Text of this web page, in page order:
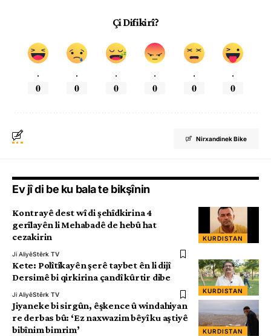
Çi Difikirî?
.
0
.
0
.
0
.
0
.
0
.
0
Nirxandinek Bike
Ev jî di be ku bala te bikşînin
KURDISTAN
Kontrayê dest wî di şehîdkirina 4
gerîlayên li Mehabadê de hebû hat
cezakirin
Ji AliyêStêrk TV
KURDISTAN
Kete: Polîtîkayên şerê taybet ên li dijî
Dersimê bi qirkirina çandî kûrtir dibe
Ji AliyêStêrk TV
KURDISTAN
Jiyaneke bi sirgûn, êşkence û windahiyan
re derbas bû: ‘Ez naxwazim bêyî ku aştiyê
bibînim bimrim’